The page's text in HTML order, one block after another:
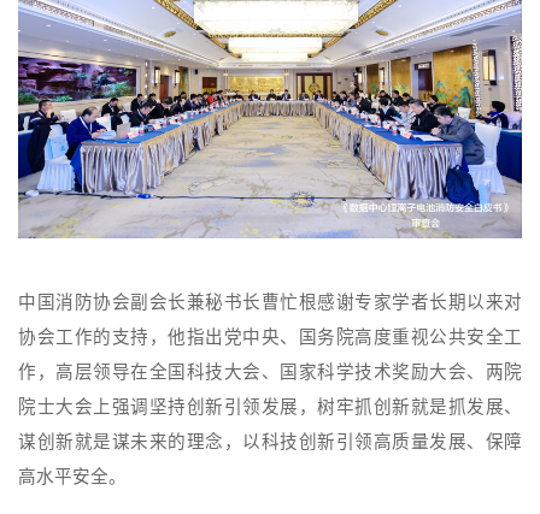
中国消防协会副会长兼秘书长曹忙根感谢专家学者长期以来对
协会工作的支持，他指出党中央、国务院高度重视公共安全工
作，高层领导在全国科技大会、国家科学技术奖励大会、两院
院士大会上强调坚持创新引领发展，树牢抓创新就是抓发展、
谋创新就是谋未来的理念，以科技创新引领高质量发展、保障
高水平安全。